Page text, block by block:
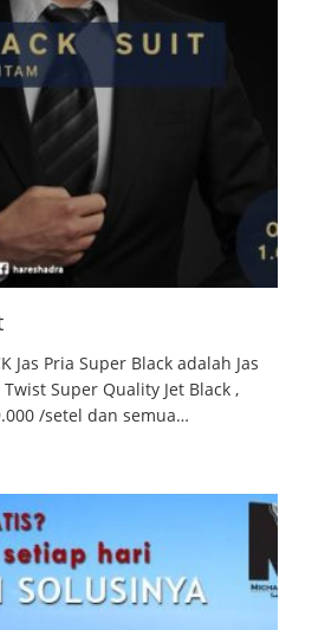
Jas Pria Super Black adalah Jas
Super Quality Jet Black ,
/setel dan semua…